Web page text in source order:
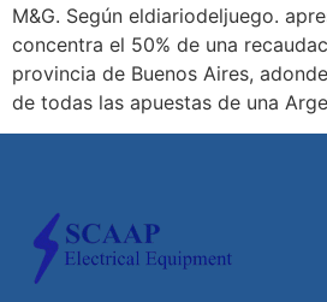
M&G. Según eldiariodeljuego.
concentra el 50% de una
provincia de Buenos Aires,
de todas las apuestas de una